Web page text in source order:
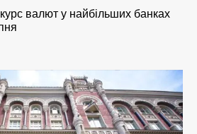
валют у найбільших банках